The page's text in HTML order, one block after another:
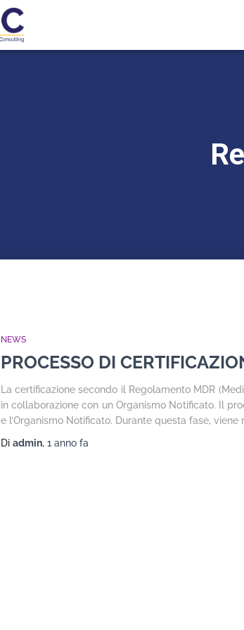
NEWS
PROCESSO DI
La certificazione secondo il Regolamento MDR
in collaborazione con un Organismo Notificato. Il
e l’Organismo Notificato. Durante questa fase,
Di admin, 1 annofa